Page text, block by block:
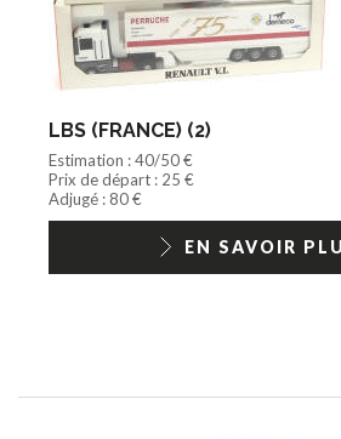
LBS (FRANCE) (2)
Estimation : 40/50 €
Prix de départ : 25 €
Adjugé : 80 €
EN SAVOIR